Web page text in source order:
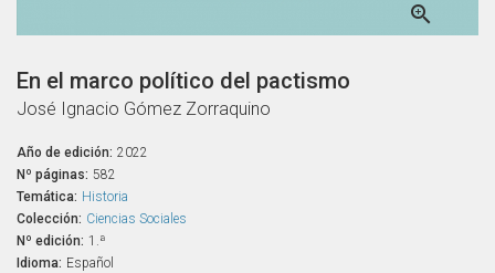

En el marco político del pactismo
José Ignacio Gómez Zorraquino
Año de edición: 2022
Nº páginas: 582
Temática: Historia
Colección: Ciencias Sociales
Nº edición: 1.ª
Idioma: Español